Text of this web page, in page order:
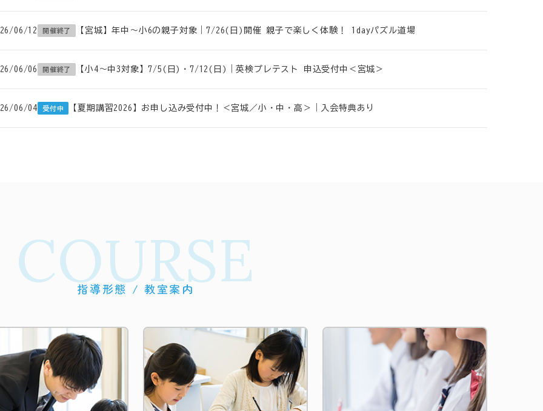
06/12 開催終了 【宮城】年中～小6の親子対象｜7/26(日)開催 親子で楽しく体験！ 1dayパズル道場
06/06 開催終了 【小4～中3対象】7/5(日)・7/12(日)｜英検プレテスト 申込受付中＜宮城＞
06/04 受付中 【夏期講習2026】お申し込み受付中！＜宮城／小・中・高＞｜入会特典あり
COURSE
指導形態 / 教室案内